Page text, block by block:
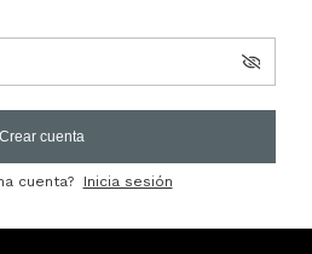
Crear cuenta
cuenta? Inicia sesión